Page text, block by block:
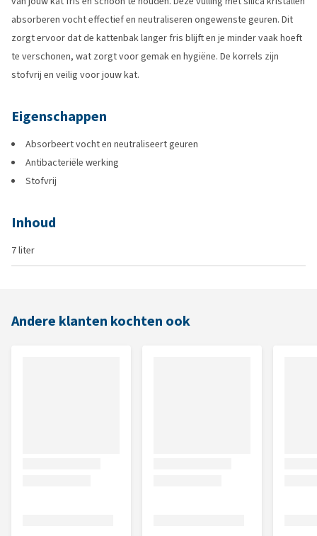
absorberen vocht effectief en neutraliseren ongewenste geuren. Dit
zorgt ervoor dat de kattenbak langer fris blijft en je minder vaak hoeft
te verschonen, wat zorgt voor gemak en hygiëne. De korrels zijn
stofvrij en veilig voor jouw kat.
Eigenschappen
Absorbeert vocht en neutraliseert geuren
Antibacteriële werking
Stofvrij
Inhoud
7 liter
Andere klanten kochten ook